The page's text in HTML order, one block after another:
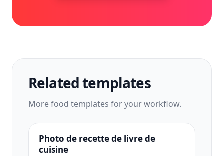
Related templates
Morefood templates for your workflow.
Photo de recette de livre de
cuisine